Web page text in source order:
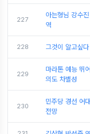
227
아는형님 강수
역
228 그것이 알고싶
229
마라톤 예능 뛰
의도 차별성
230
민주당 경선 어
전망